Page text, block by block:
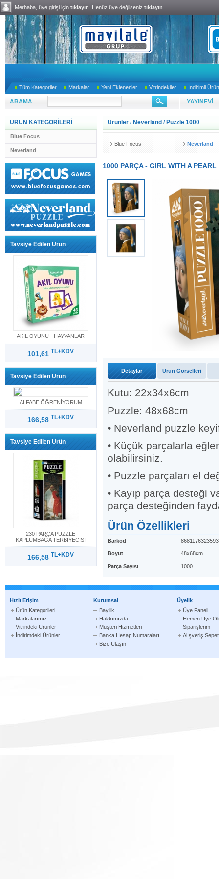
Merhaba, üye girişi için tıklayın . Henüz üye değilseniz tıklayın
Tüm Kategoriler Markalar Yeni Eklenenler Vitrindekiler İndirimli
ARAMA YAYINEVİ
ÜRÜN KATEGORİLERİ
Blue Focus
Neverland
Tavsiye Edilen Ürün
AKIL OYUNU - HAYVANLAR
101,61 TL+KDV
Tavsiye Edilen Ürün
ALFABE ÖĞRENİYORUM
166,58 TL+KDV
Tavsiye Edilen Ürün
230 PARÇA PUZZLE
KAPLUMBAĞA TERBİYECİSİ
166,58 TL+KDV
Ürünler / Neverland / Puzzle 1000
Blue Focus Neverland
1000 PARÇA - GIRL WITH A
Detaylar Ürün Görselleri
Kutu: 22x34x6cm
Puzzle: 48x68cm
• Neverland puzzle
• Küçük parçalarla
olabilirsiniz.
• Puzzle parçaları el
• Kayıp parça desteği
parça desteğinden
Ürün Özellikleri
Barkod 8681176323593
Boyut 48x68cm
Parça Sayısı 1000
Hızlı Erişim
Ürün Kategorileri
Markalarımız
Vitrindeki Ürünler
İndirimdeki Ürünler
Kurumsal
Bayilik
Hakkımızda
Müşteri Hizmetleri
Banka Hesap Numaraları
Bize Ulaşın
Üyelik
Üye Paneli
Hemen Üye
Siparişlerim
Alışveriş